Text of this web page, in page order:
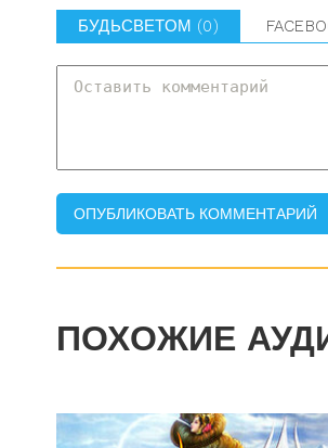
БУДЬСВЕТОМ (0)
ПОХОЖИЕ